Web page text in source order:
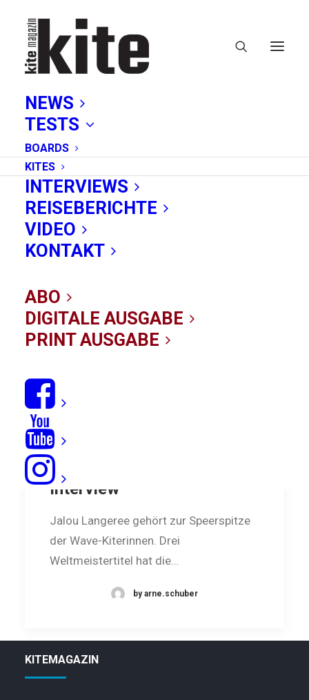
NEWS
TESTS
BOARDS
KITES
INTERVIEWS
REISEBERICHTE
VIDEO
KONTAKT
ABO
DIGITALE AUSGABE
PRINT AUSGABE
Jalou
Jalou Langeree im
Interview
Jalou Langeree gehört zur Speerspitze
der Wave-Kiterinnen. Drei
Weltmeistertitel hat die…
by arne.schuber
KITEMAGAZIN